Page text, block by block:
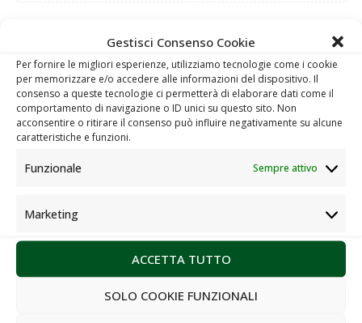
Gestisci Consenso Cookie
Per fornire le migliori esperienze, utilizziamo tecnologie come i cookie
per memorizzare e/o accedere alle informazioni del dispositivo. Il
consenso a queste tecnologie ci permetterà di elaborare dati come il
comportamento di navigazione o ID unici su questo sito. Non
acconsentire o ritirare il consenso può influire negativamente su alcune
caratteristiche e funzioni.
Funzionale Sempre attivo
Marketing
ACCETTA TUTTO
SOLO COOKIE FUNZIONALI
Richiedi preventivo gratuito